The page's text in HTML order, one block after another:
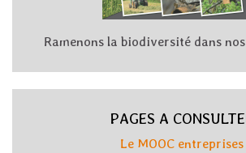
Ramenons la biodiversité dans
PAGES A
Le MOOC entreprises